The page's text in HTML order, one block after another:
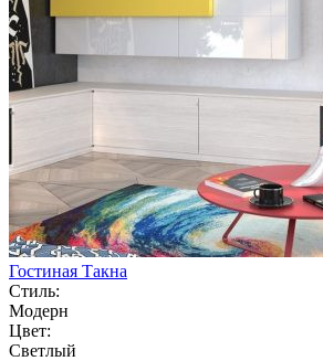
Гостиная Такна
Стиль:
Модерн
Цвет:
Светлый